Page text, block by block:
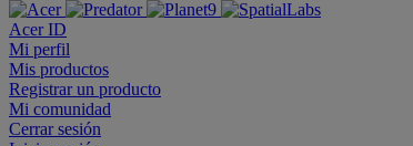
Acer ID
Mi perfil
Mis productos
Registrar un producto
Mi comunidad
Cerrar sesión